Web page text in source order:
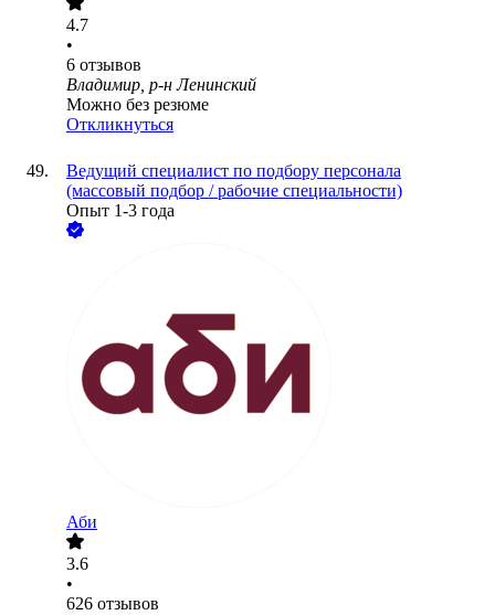
4.7
•
6 отзывов
Владимир, р-н Ленинский
Можно без резюме
Откликнуться
Ведущий специалист по подбору персонала
(массовый подбор / рабочие специальности)
Опыт 1-3 года
Аби
3.6
•
626 отзывов